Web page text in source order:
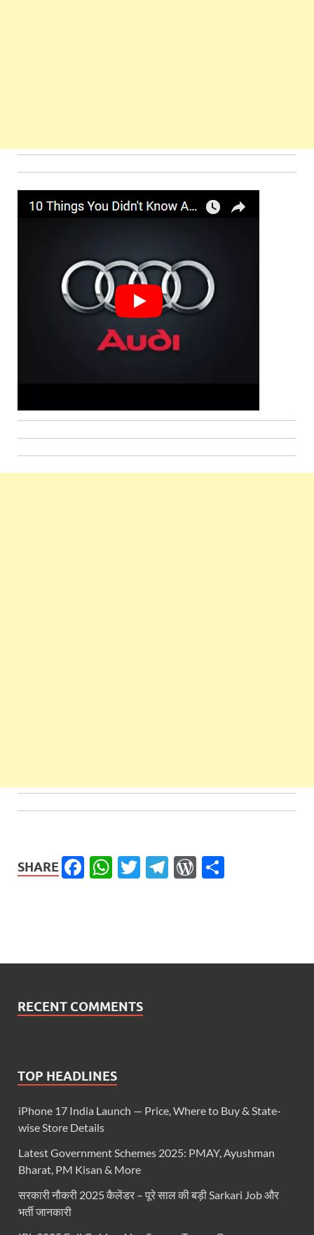
SHARE Facebook
WhatsApp
Twitter
Telegram
WordPress
RECENT COMMENTS
TOP HEADLINES
iPhone 17 India Launch — Price, Where to Buy & State-
wise Store Details
Latest Government Schemes 2025: PMAY, Ayushman
Bharat, PM Kisan & More
सरकारी नौकरी 2025 कैलेंडर – पूरे साल की बड़ी Sarkari Job और
भर्ती जानकारी